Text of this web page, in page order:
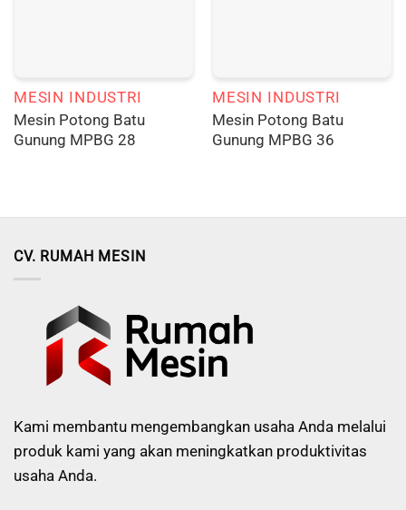
MESIN INDUSTRI
Mesin Potong Batu
Gunung MPBG 28
MESIN INDUSTRI
Mesin Potong Batu
Gunung MPBG 36
CV. RUMAH MESIN
Kami membantu mengembangkan usaha Anda melalui
produk kami yang akan meningkatkan produktivitas
usaha Anda.